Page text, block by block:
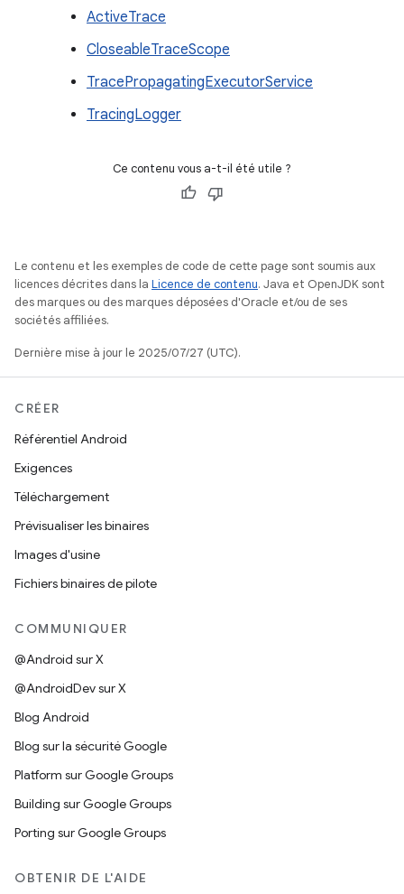
ActiveTrace
CloseableTraceScope
TracePropagatingExecutorService
TracingLogger
Ce contenu vous a-t-il été utile ?
Le contenu et les exemples de code de cette page sont soumis aux
licences décrites dans la Licence de contenu. Java et OpenJDK sont
des marques ou des marques déposées d'Oracle et/ou de ses
sociétés affiliées.
Dernière mise à jour le 2025/07/27 (UTC).
CRÉER
Référentiel Android
Exigences
Téléchargement
Prévisualiser les binaires
Images d'usine
Fichiers binaires de pilote
COMMUNIQUER
@Android sur X
@AndroidDev sur X
Blog Android
Blog sur la sécurité Google
Platform sur Google Groups
Building sur Google Groups
Porting sur Google Groups
OBTENIR DE L'AIDE